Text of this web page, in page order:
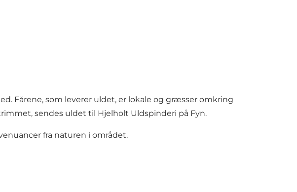
Fårene, som leverer uldet, er lokale og græsser omkring
sendes uldet til Hjelholt Uldspinderi på Fyn.
fra naturen i området.